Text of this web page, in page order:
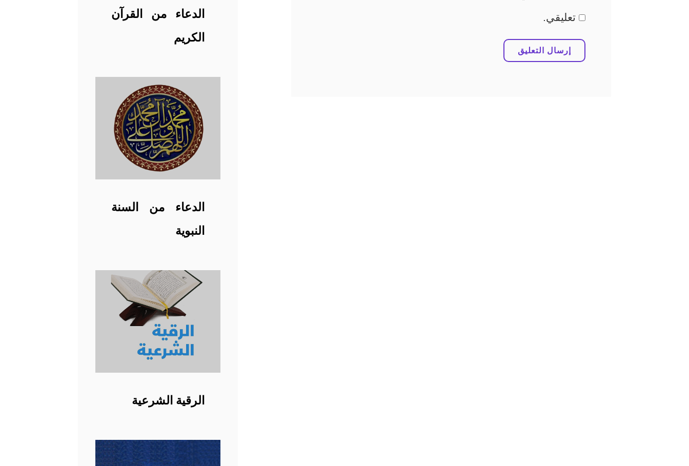
تعليقي.
الدعاء من القرآن
الكريم
الدعاء من السنة
النبوية
الرقية الشرعية